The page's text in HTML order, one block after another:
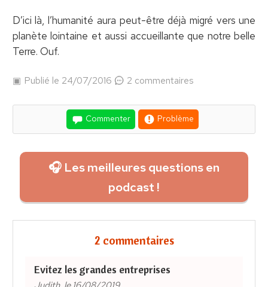
D’ici là, l’humanité aura peut-être déjà migré vers une
planète lointaine et aussi accueillante que notre belle
Terre. Ouf.
Publié le 24/07/2016 2 commentaires
Commenter Problème
🎧 Les meilleures questions en
podcast !
2 commentaires
Evitez les grandes entreprises